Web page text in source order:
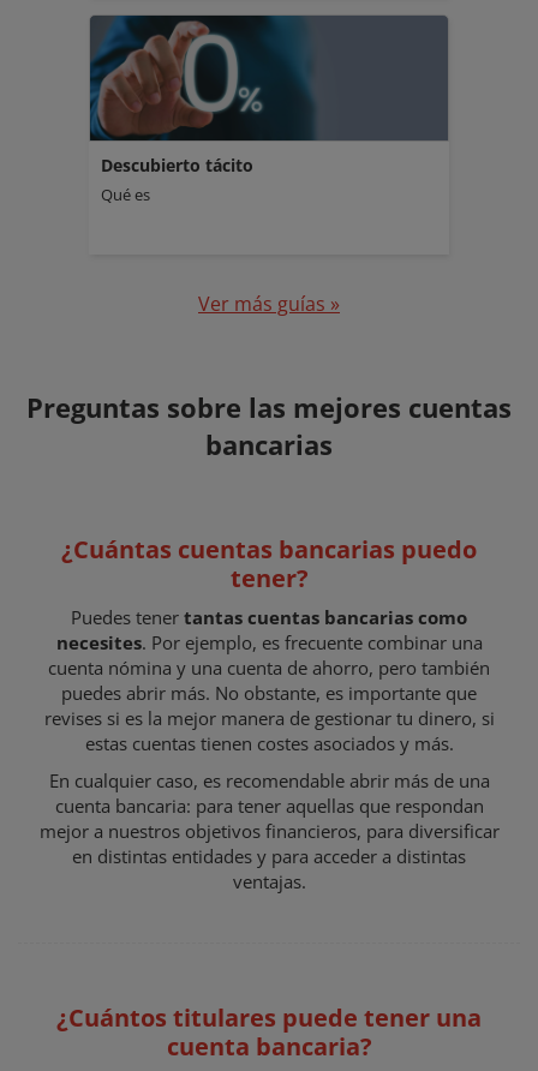
Descubierto tácito
Qué es
Ver más guías »
Preguntas sobre las mejores cuentas
bancarias
¿Cuántas cuentas bancarias puedo
tener?
Puedes tener tantas cuentas bancarias como
necesites. Por ejemplo, es frecuente combinar una
cuenta nómina y una cuenta de ahorro, pero también
puedes abrir más. No obstante, es importante que
revises si es la mejor manera de gestionar tu dinero, si
estas cuentas tienen costes asociados y más.
En cualquier caso, es recomendable abrir más de una
cuenta bancaria: para tener aquellas que respondan
mejor a nuestros objetivos financieros, para diversificar
en distintas entidades y para acceder a distintas
ventajas.
¿Cuántos titulares puede tener una
cuenta bancaria?